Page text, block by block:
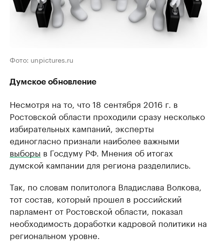
Фото: unpictures.ru
Думское обновление
Несмотря на то, что 18 сентября 2016 г. в
Ростовской области проходили сразу несколько
избирательных кампаний, эксперты
единогласно признали наиболее важными
выборы в Госдуму РФ. Мнения об итогах
думской кампании для региона разделились.
Так, по словам политолога Владислава Волкова,
тот состав, который прошел в российский
парламент от Ростовской области, показал
необходимость доработки кадровой политики на
региональном уровне.